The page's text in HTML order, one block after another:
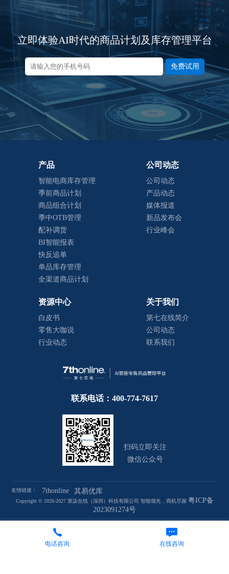
立即体验AI时代的商品计划及库存管理平台
免费试用
产品
智能电商库存管理
季前商品计划
商品组合计划
季中OTB管理
配补调货
BI智能报表
快反追单
单品库存管理
全渠道商品计划
公司动态
公司动态
产品动态
媒体报道
新品发布会
行业峰会
资源中心
白皮书
零售大咖说
行业动态
关于我们
第七在线简介
公司动态
联系我们
联系电话：400-774-7617
扫码立即关注
微信公众号
友情链接： 7thonline 其易优库
Copyright © 2026-2027 第柒在线（深圳）科技有限公司 智能领先，商机尽握 粤ICP备
2023091274号
电话咨询 在线咨询